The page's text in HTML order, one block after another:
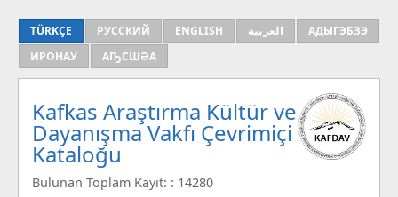
TÜRKÇE РУССКИЙ ENGLISH العربية
АДЫГЭБЗЭ
ИРОНАУ
АҦСШӘА
Kafkas Araştırma Kültür ve
Dayanışma Vakfı Çevrimiçi
Kataloğu
Bulunan Toplam Kayıt: : 14280